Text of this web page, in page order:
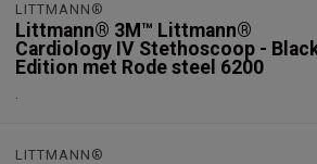
LITTMANN®
Littmann® 3M™ Littmann®
Cardiology IV Stethoscoop -
Edition met Rode steel 6200
.
LITTMANN®